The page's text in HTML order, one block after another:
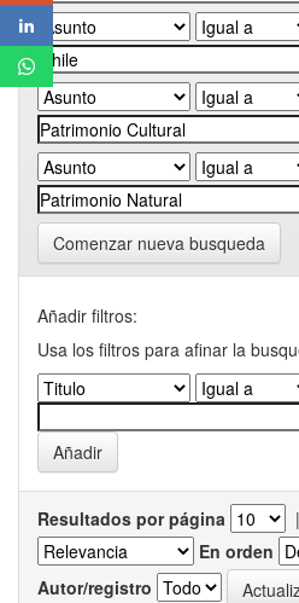
Comenzar nueva busqueda
Añadir filtros:
Usa los filtros para afinar la
Resultados por página |
En orden
Autor/registro